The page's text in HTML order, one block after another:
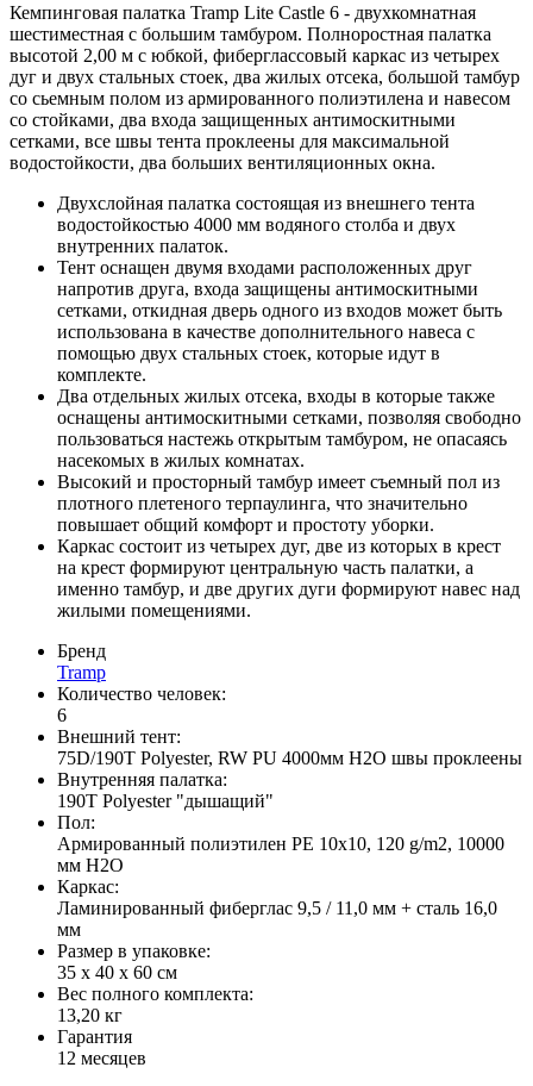
Кемпинговая палатка Tramp Lite Castle 6 - двухкомнатная
шестиместная с большим тамбуром. Полноростная палатка
высотой 2,00 м с юбкой, фиберглассовый каркас из четырех
дуг и двух стальных стоек, два жилых отсека, большой тамбур
со сьемным полом из армированного полиэтилена и навесом
со стойками, два входа защищенных антимоскитными
сетками, все швы тента проклеены для максимальной
водостойкости, два больших вентиляционных окна.
Двухслойная палатка состоящая из внешнего тента
водостойкостью 4000 мм водяного столба и двух
внутренних палаток.
Тент оснащен двумя входами расположенных друг
напротив друга, входа защищены антимоскитными
сетками, откидная дверь одного из входов может быть
использована в качестве дополнительного навеса с
помощью двух стальных стоек, которые идут в
комплекте.
Два отдельных жилых отсека, входы в которые также
оснащены антимоскитными сетками, позволяя свободно
пользоваться настежь открытым тамбуром, не опасаясь
насекомых в жилых комнатах.
Высокий и просторный тамбур имеет съемный пол из
плотного плетеного терпаулинга, что значительно
повышает общий комфорт и простоту уборки.
Каркас состоит из четырех дуг, две из которых в крест
на крест формируют центральную часть палатки, а
именно тамбур, и две других дуги формируют навес над
жилыми помещениями.
Бренд
Tramp
Количество человек:
6
Внешний тент:
75D/190T Polyester, RW PU 4000мм H2O швы проклеены
Внутренняя палатка:
190T Polyester "дышащий"
Пол:
Армированный полиэтилен PE 10x10, 120 g/m2, 10000
мм H2O
Каркас:
Ламинированный фиберглас 9,5 / 11,0 мм + сталь 16,0
мм
Размер в упаковке:
35 х 40 х 60 см
Вес полного комплекта:
13,20 кг
Гарантия
12 месяцев